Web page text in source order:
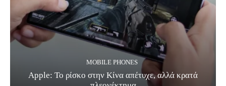
MOBILE PHONES
Apple: Το ρίσκο στην Κίνα απέτυχε, αλλά κρατά